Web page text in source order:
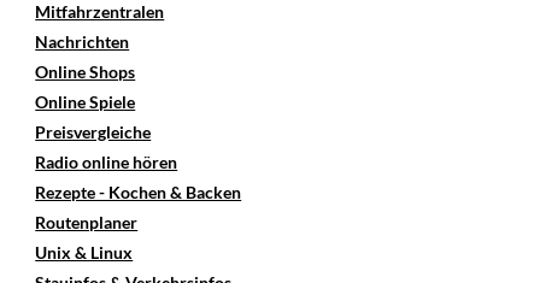
Mitfahrzentralen
Nachrichten
Online Shops
Online Spiele
Preisvergleiche
Radio online hören
Rezepte - Kochen & Backen
Routenplaner
Unix & Linux